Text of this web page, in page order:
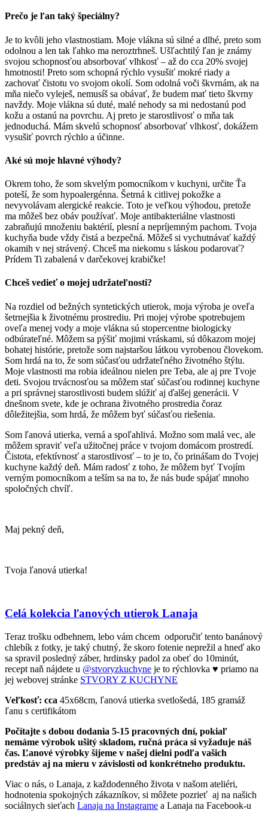
Prečo je ľan taký špeciálny?
Je to kvôli jeho vlastnostiam. Moje vlákna sú silné a dlhé, preto som
odolnou a len tak ľahko ma neroztrhneš. Ušľachtilý ľan je známy
svojou schopnosťou absorbovať vlhkosť – až do cca 20% svojej
hmotnosti! Preto som schopná rýchlo vysušiť mokré riady a
zachovať čistotu vo svojom okolí. Som odolná voči škvrnám, ak na
mňa niečo vyleješ, nemusíš sa obávať, že budem mať tieto škvrny
navždy. Moje vlákna sú duté, malé nehody sa mi nedostanú pod
kožu a ostanú na povrchu. Aj preto je starostlivosť o mňa tak
jednoduchá. Mám skvelú schopnosť absorbovať vlhkosť, dokážem
vysušiť povrch rýchlo a účinne.
Aké sú moje hlavné výhody?
Okrem toho, že som skvelým pomocníkom v kuchyni, určite Ťa
poteší, že som hypoalergénna. Šetrná k citlivej pokožke a
nevyvolávam alergické reakcie. Toto je veľkou výhodou, pretože
ma môžeš bez obáv používať. Moje antibakteriálne vlastnosti
zabraňujú množeniu baktérií, plesní a nepríjemným pachom. Tvoja
kuchyňa bude vždy čistá a bezpečná. Môžeš si vychutnávať každý
okamih v nej strávený. Chceš ma niekomu s láskou podarovať?
Prídem Ti zabalená v darčekovej krabičke!
Chceš vedieť o mojej udržateľnosti?
Na rozdiel od bežných syntetických utierok, moja výroba je oveľa
šetrnejšia k životnému prostrediu. Pri mojej výrobe spotrebujem
oveľa menej vody a moje vlákna sú stopercentne biologicky
odbúrateľné. Môžem sa pýšiť mojimi vráskami, sú dôkazom mojej
bohatej histórie, pretože som najstaršou látkou vyrobenou človekom.
Som hrdá na to, že som súčasťou udržateľného životného štýlu.
Moje vlastnosti ma robia ideálnou nielen pre Teba, ale aj pre Tvoje
deti. Svojou trvácnosťou sa môžem stať súčasťou rodinnej kuchyne
a pri správnej starostlivosti budem slúžiť aj ďalšej generácii. V
dnešnom svete, kde je ochrana životného prostredia čoraz
dôležitejšia, som hrdá, že môžem byť súčasťou riešenia.
Som ľanová utierka, verná a spoľahlivá. Možno som malá vec, ale
môžem spraviť veľa užitočnej práce v tvojom domácom prostredí.
Čistota, efektívnosť a starostlivosť – to je to, čo prinášam do Tvojej
kuchyne každý deň. Mám radosť z toho, že môžem byť Tvojím
verným pomocníkom a teším sa na to, že nás bude spájať mnoho
spoločných chvíľ.
Maj pekný deň,
Tvoja ľanová utierka!
Celá kolekcia ľanových utierok Lanaja
Teraz trošku odbehnem, lebo vám chcem odporučiť tento banánový
chlebík z fotky, je taký chutný, že skoro fotenie neprežil a hneď ako
sa spravil posledný záber, hrdinsky padol za obeť do 10minút,
recept naň nájdete u @stvoryzkuchyne je to rýchlovka ♥️ priamo na
jej webovej stránke STVORY Z KUCHYNE
Veľkosť: cca 45x68cm, ľanová utierka svetlošedá, 185 gramáž
ľanu s certifikátom
Počítajte s dobou dodania 5-15 pracovných dní, pokiaľ
nemáme výrobok ušitý skladom, ručná práca si vyžaduje náš
čas. Ľanové výrobky šijeme v našej dielni podľa vašich
predstáv aj na mieru v závislosti od konkrétneho produktu.
Viac o nás, o Lanaja, z každodenného života v našom ateliéri,
hodnotenia spokojných zákazníkov, si môžete pozrieť aj na našich
sociálnych sieťach Lanaja na Instagrame a Lanaja na Facebook-u